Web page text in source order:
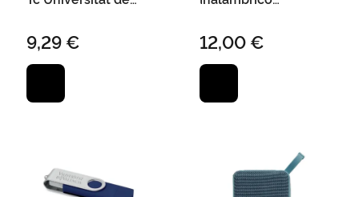
9,29 €
cm
12,00 €